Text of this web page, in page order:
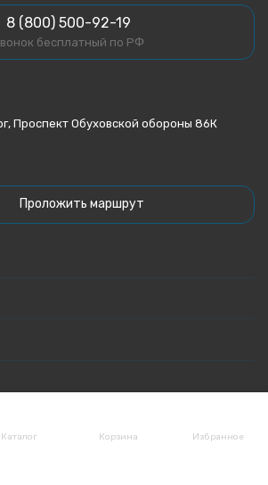
Каталог Корзина Избранное
8 (800) 500-92-19
бесплатный по РФ
Проспект Обуховской обороны 86К
Проложить маршрут
данных